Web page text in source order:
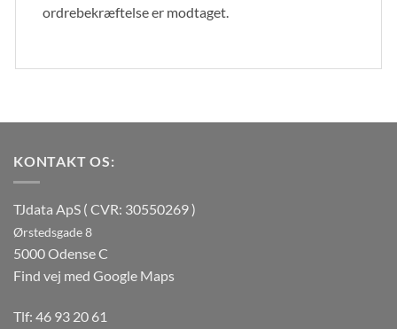
ordrebekræftelse er modtaget.
KONTAKT OS:
TJdata ApS ( CVR: 30550269 )
Ørstedsgade 8
5000 Odense C
Find vej med Google Maps
Tlf: 46 93 20 61